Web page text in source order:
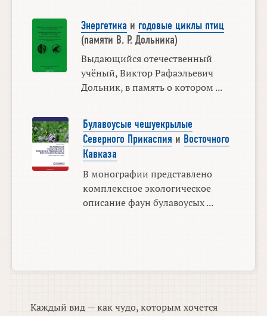
Энергетика и годовые циклы птиц
(памяти В. Р. Дольника)
Выдающийся отечественный
учёный, Виктор Рафаэльевич
Дольник, в память о котором ...
Булавоусые чешуекрылые
Северного Прикаспия и Восточного
Кавказа
В монографии представлено
комплексное экологическое
описание фаун булавоусых ...
Каждый вид — как чудо, которым хочется